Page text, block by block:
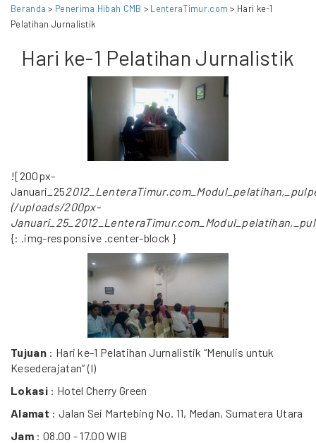
Beranda > Penerima Hibah CMB > LenteraTimur.com> Hari ke-1
Pelatihan Jurnalistik
Hari ke-1 Pelatihan Jurnalistik
![200px-
Januari_25
(/uploads/200px-
{: .img-responsive .center-block }
Tujuan: Hari ke-1 Pelatihan Jurnalistik “Menulis untuk
Kesederajatan” (I)
Lokasi: Hotel Cherry Green
Alamat : Jalan Sei Martebing No. 11, Medan, Sumatera Utara
Jam: 08.00 - 17.00 WIB